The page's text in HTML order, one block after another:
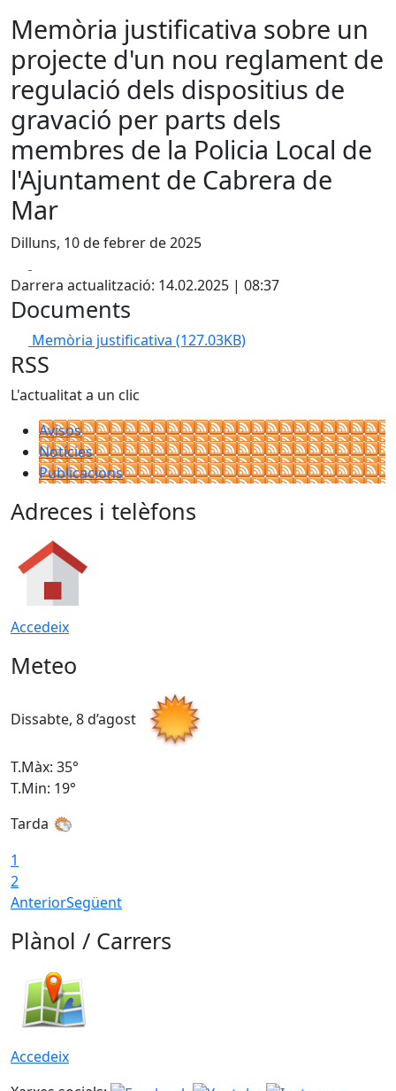
Memòria justificativa sobre un
projecte d'un nou reglament de
regulació dels dispositius de
gravació per parts dels
membres de la Policia Local de
l'Ajuntament de Cabrera de
Mar
Dilluns, 10 de febrer de 2025
Darrera actualització: 14.02.2025 | 08:37
Documents
Memòria justificativa (127.03KB)
RSS
L'actualitat a un clic
Avisos
Notícies
Publicacions
Adreces i telèfons
Accedeix
Meteo
Dissabte, 8 d’agost
T.Màx: 35°
T.Min: 19°
Tarda
1
2
AnteriorSegüent
Plànol / Carrers
Accedeix